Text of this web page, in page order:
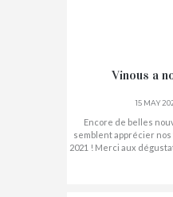
Vinous a
15 MAY
Encore de belles
semblent apprécier
2021 ! Merci aux